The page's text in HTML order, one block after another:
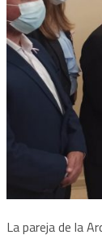
La pareja de la